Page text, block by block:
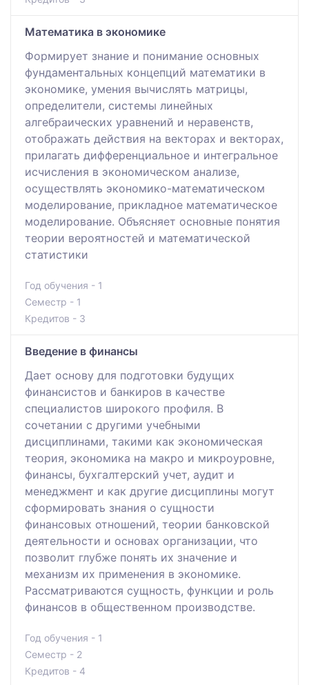
Математика в экономике
Формирует знание и понимание основных
фундаментальных концепций математики в
экономике, умения вычислять матрицы,
определители, системы линейных
алгебраических уравнений и неравенств,
отображать действия на векторах и векторах,
прилагать дифференциальное и интегральное
исчисления в экономическом анализе,
осуществлять экономико-математическом
моделирование, прикладное математическое
моделирование. Объясняет основные понятия
теории вероятностей и математической
статистики
Год обучения - 1
Семестр - 1
Кредитов - 3
Введение в финансы
Дает основу для подготовки будущих
финансистов и банкиров в качестве
специалистов широкого профиля. В
сочетании с другими учебными
дисциплинами, такими как экономическая
теория, экономика на макро и микроуровне,
финансы, бухгалтерский учет, аудит и
менеджмент и как другие дисциплины могут
сформировать знания о сущности
финансовых отношений, теории банковской
деятельности и основах организации, что
позволит глубже понять их значение и
механизм их применения в экономике.
Рассматриваются сущность, функции и роль
финансов в общественном производстве.
Год обучения - 1
Семестр - 2
Кредитов - 4